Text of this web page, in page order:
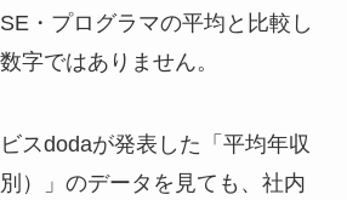
・プログラマの平均と比較し
字ではありません。
スdodaが発表した「平均年収
）」のデータを見ても、社内